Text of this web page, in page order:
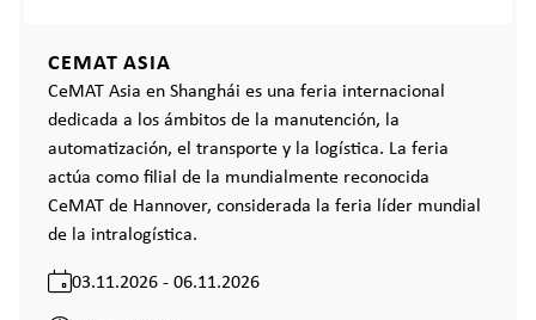
CEMAT ASIA
CeMAT Asia en Shanghái es una feria internacional
dedicada a los ámbitos de la manutención, la
automatización, el transporte y la logística. La feria
actúa como filial de la mundialmente reconocida
CeMAT de Hannover, considerada la feria líder mundial
de la intralogística.
03.11.2026 - 06.11.2026